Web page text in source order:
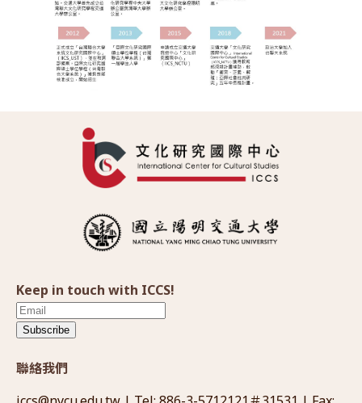
Keep in touch with ICCS!
Subscribe
聯絡我們